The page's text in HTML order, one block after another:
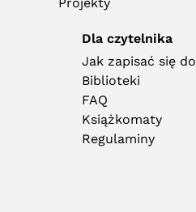
Dla czytelnika
Jak zapisać się do
Biblioteki
FAQ
Książkomaty
Regulaminy